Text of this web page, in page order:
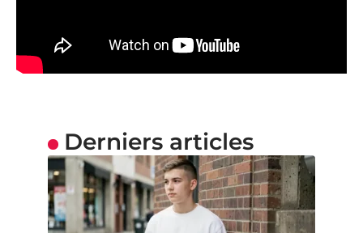
Derniers articles